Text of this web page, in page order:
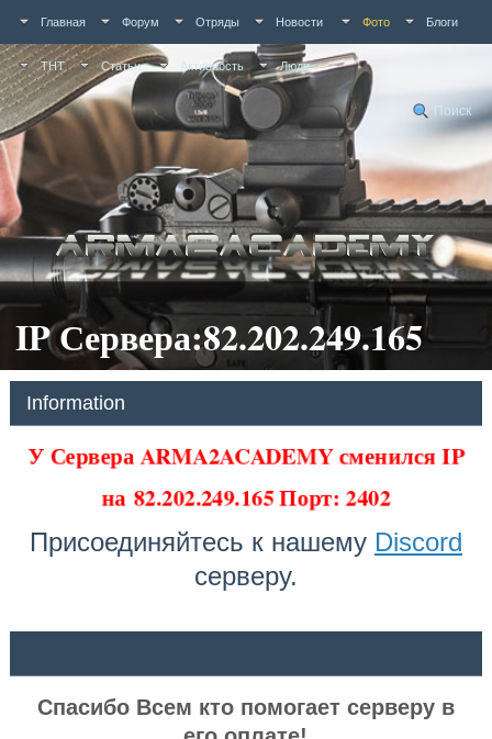
Главная Форум Отряды Новости Фото Блоги
ТНТ Статьи Активность Люди
Поиск
IP Сервера:82.202.249.165
Information
У Сервера ARMA2ACADEMY сменился IP
на 82.202.249.165 Порт: 2402
Присоединяйтесь к нашему Discord
серверу.
Спасибо Всем кто помогает серверу в